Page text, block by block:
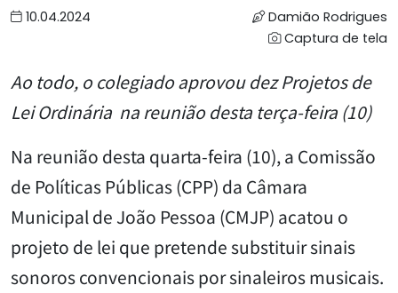
10.04.2024
Damião Rodrigues
Captura de tela
Ao todo, o colegiado aprovou dez Projetos de
Lei Ordinária na reunião desta terça-feira (10)
Na reunião desta quarta-feira (10), a Comissão
de Políticas Públicas (CPP) da Câmara
Municipal de João Pessoa (CMJP) acatou o
projeto de lei que pretende substituir sinais
sonoros convencionais por sinaleiros musicais.